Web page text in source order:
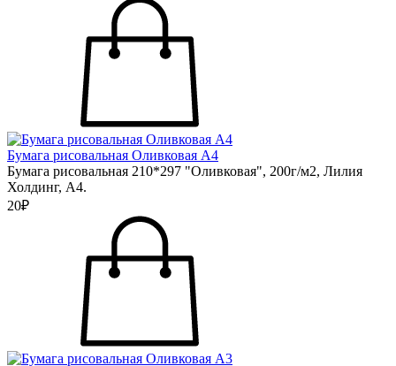
Бумага рисовальная Оливковая А4
Бумага рисовальная 210*297 "Оливковая", 200г/м2, Лилия
Холдинг, А4.
20₽